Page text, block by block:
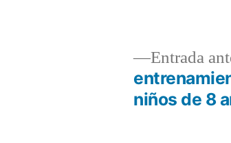
Navegación
Entrada
niños de 8